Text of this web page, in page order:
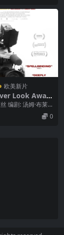
欧美新片
Look Away
编剧: 汤姆·布莱
Metcal...
0